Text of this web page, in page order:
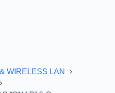
WIRELESS LAN